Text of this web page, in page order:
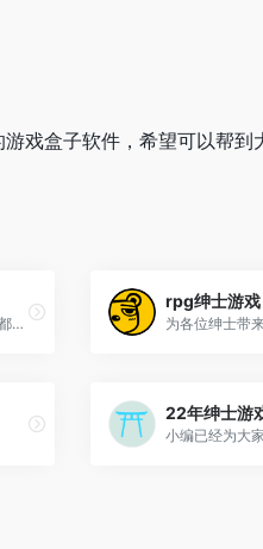
戏盒子软件，希望可以帮到
能在手机上玩耍的绅士汉化游戏有哪些?这些都是为大家精心准备的,你可以直接下载就能在手机上玩耍。
rpg绅士游戏
22年绅士游